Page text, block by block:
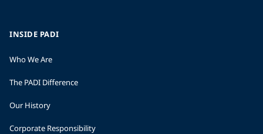
INSIDE PADI
Who We Are
The PADI Difference
Our History
Corporate Responsibility